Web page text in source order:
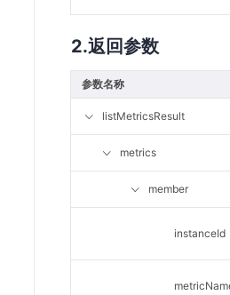
返回参数
参数名称
listMetricsResult
metrics
member
instanceId